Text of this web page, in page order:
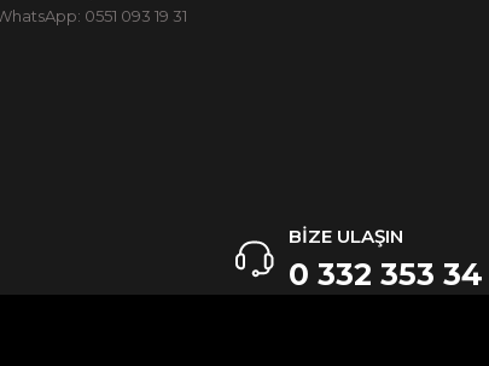
0551 093 19 31
BİZE ULAŞIN
0 332 353